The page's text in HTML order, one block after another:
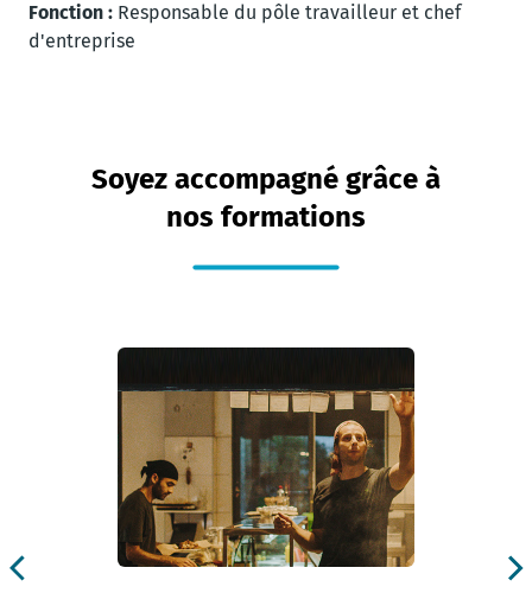
Fonction : Responsable du pôle travailleur et chef
d'entreprise
Soyez accompagné grâce à
nos formations